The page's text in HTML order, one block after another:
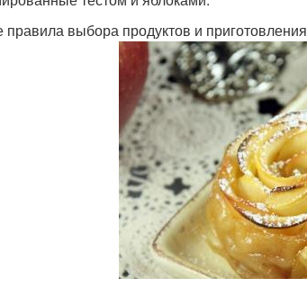
выбора продуктов и приготовления